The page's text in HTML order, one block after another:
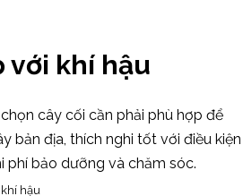
với khí hậu
cây cối cần phải phù hợp để
bản địa, thích nghi tốt với điều kiện
phí bảo dưỡng và chăm sóc.